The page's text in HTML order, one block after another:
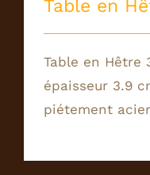
Table en
Table en Hêtre
épaisseur 3.9
piétement